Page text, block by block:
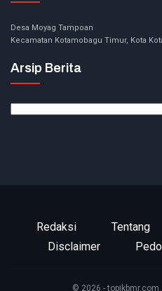
Desa Moyag Tampoan
Kecamatan Kotamobagu Timur, Kota
Arsip Berita
Redaksi Tentang
Disclaimer
© 2026 -